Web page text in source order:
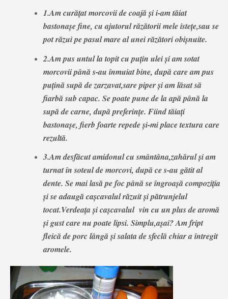
1.Am curățat morcovii de coajă și i-am tăiat
bastonașe fine, cu ajutorul răzătorii mele istețe,sau se
pot răzui pe pasul mare al unei răzători obișnuite.
2.Am pus untul la topit cu puțin ulei și am sotat
morcovii până s-au înmuiat bine, după care am pus
puțină supă de zarzavat,sare piper și am lăsat să
fiarbă sub capac. Se poate pune de la apă până la
supă de carne, după preferințe. Fiind tăiați
bastonașe, fierb foarte repede și-mi place textura care
rezultă.
3.Am desfăcut amidonul cu smântâna,zahărul și am
turnat în soteul de morcovi, după ce s-au gătit al
dente. Se mai lasă pe foc până se îngroașă compoziția
și se adaugă cașcavalul răzuit și pătrunjelul
tocat.Verdeața și cașcavalul vin cu un plus de aromă
și gust care nu poate lipsi. Simplu,așai? Am fript
fleică de porc lângă și salata de sfeclă chiar a întregit
aromele.